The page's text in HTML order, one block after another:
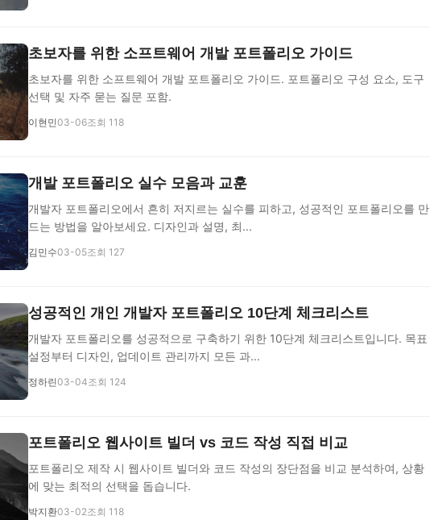
초보자를 위한 소프트웨어 개발 포트폴리오 가이드
초보자를 위한 소프트웨어 개발 포트폴리오 가이드. 포트폴리오 구성 요소, 도구
선택 및 자주 묻는 질문 포함.
이현민03-06조회 118
개발 포트폴리오 실수 모음과 교훈
개발자 포트폴리오에서 흔히 저지르는 실수를 피하고, 성공적인 포트폴리오를 만
드는 방법을 알아보세요. 디자인과 설명, 최...
김민수03-05조회 127
성공적인 개인 개발자 포트폴리오 10단계 체크리스트
개발자 포트폴리오를 성공적으로 구축하기 위한 10단계 체크리스트입니다. 목표
설정부터 디자인, 업데이트 관리까지 모든 과...
정하린03-04조회 124
포트폴리오 웹사이트 빌더 vs 코드 작성 직접 비교
포트폴리오 제작 시 웹사이트 빌더와 코드 작성의 장단점을 비교 분석하여, 상황
에 맞는 최적의 선택을 돕습니다.
박지환03-02조회 118